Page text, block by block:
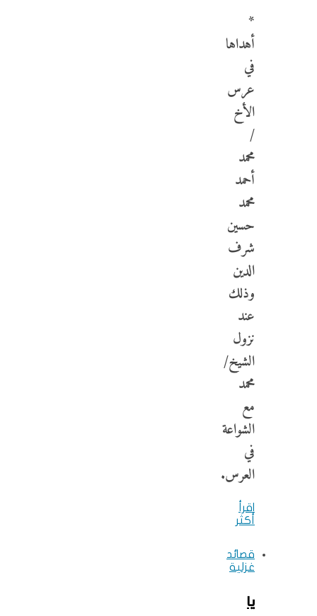
*
أهداها
في
عرس
الأخ
/
محمد
أحمد
محمد
حسين
شرف
الدين
وذلك
عند
نزول
الشيخ/
محمد
مع
الشواعة
في
العرس.
اقرأ
أكثر
قصائد
غزلية
يا